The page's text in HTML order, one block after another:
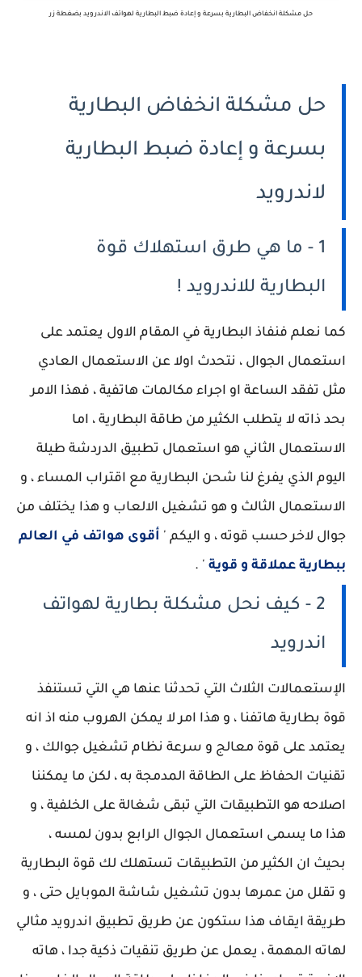
حل مشكلة انخفاض البطارية بسرعة و إعادة ضبط البطارية لهواتف الاندرويد بضغطة زر
حل مشكلة انخفاض البطارية
بسرعة و إعادة ضبط البطارية
لاندرويد
1 - ما هي طرق استهلاك قوة
البطارية للاندرويد !
كما نعلم فنفاذ البطارية في المقام الاول يعتمد على
استعمال الجوال ، نتحدث اولا عن الاستعمال العادي
مثل تفقد الساعة او اجراء مكالمات هاتفية ، فهذا الامر
بحد ذاته لا يتطلب الكثير من طاقة البطارية ، اما
الاستعمال الثاني هو استعمال تطبيق الدردشة طيلة
اليوم الذي يفرغ لنا شحن البطارية مع اقتراب المساء ، و
الاستعمال الثالث و هو تشغيل الالعاب و هذا يختلف من
جوال لاخر حسب قوته ، و اليكم ' أقوى هواتف في العالم
ببطارية عملاقة و قوية ' .
2 - كيف نحل مشكلة بطارية لهواتف
اندرويد
الإستعمالات الثلاث التي تحدثنا عنها هي التي تستنفذ
قوة بطارية هاتفنا ، و هذا امر لا يمكن الهروب منه اذ انه
يعتمد على قوة معالج و سرعة نظام تشغيل جوالك ، و
تقنيات الحفاظ على الطاقة المدمجة به ، لكن ما يمكننا
اصلاحه هو التطبيقات التي تبقى شغالة على الخلفية ، و
هذا ما يسمى استعمال الجوال الرابع بدون لمسه ،
بحيث ان الكثير من التطبيقات تستهلك لك قوة البطارية
و تقلل من عمرها بدون تشغيل شاشة الموبايل حتى ، و
طريقة ايقاف هذا ستكون عن طريق تطبيق اندرويد مثالي
لهاته المهمة ، يعمل عن طريق تنقيات ذكية جدا ، هاته